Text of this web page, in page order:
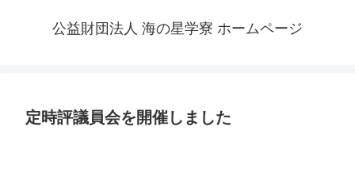
公益財団法人 海の星学寮 ホームページ
定時評議員会を開催しました